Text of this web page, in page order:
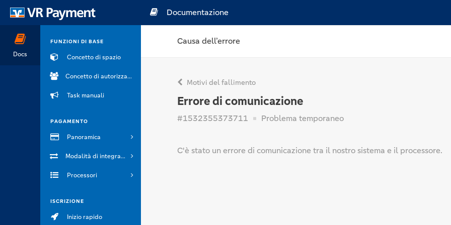
Docs
FUNZIONI DI BASE
Concetto di spazio
Concetto di autorizzazione
Task manuali
PAGAMENTO
Panoramica
Modalità di integrazione
Processori
ISCRIZIONE
Inizio rapido
Documentazione
Causa dell’errore
Motivi del fallimento
Errore di comunicazione
#1532355373711 Problema temporaneo
C'è stato un errore di comunicazione tra il nostro sistema e il processore.